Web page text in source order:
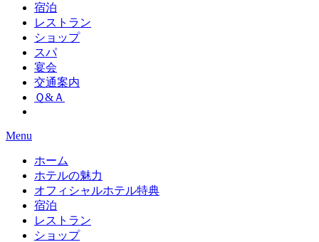
宿泊
レストラン
ショップ
スパ
宴会
交通案内
Ｑ&Ａ
Menu
ホーム
ホテルの魅力
オフィシャルホテル特典
宿泊
レストラン
ショップ